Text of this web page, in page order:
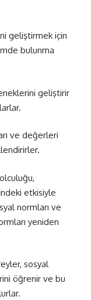
geliştirmek için
bulunma
geliştirir
ve değerleri
etkisiyle
normları ve
yeniden
sosyal
öğrenir ve bu